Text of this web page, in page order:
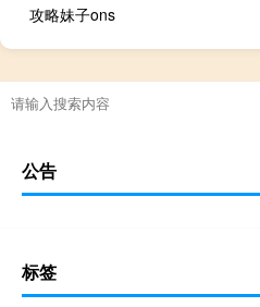
攻略妹子ons
公告
标签